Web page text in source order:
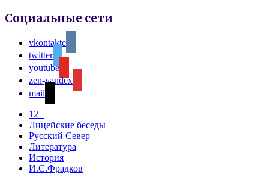
Социальные сети
vkontakte
twitter
youtube
zen-yandex
mail
12+
Лицейские беседы
Русский Север
Литература
История
И.С.Фрадков